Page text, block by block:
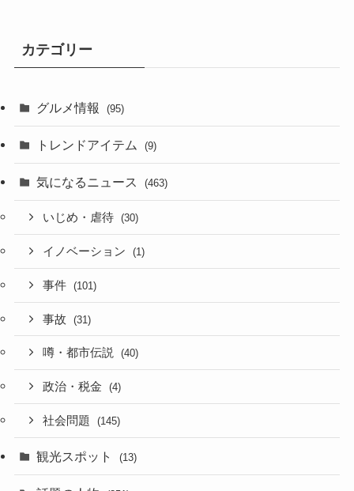
カテゴリー
グルメ情報 (95)
トレンドアイテム (9)
気になるニュース (463)
いじめ・虐待 (30)
イノベーション (1)
事件 (101)
事故 (31)
噂・都市伝説 (40)
政治・税金 (4)
社会問題 (145)
観光スポット (13)